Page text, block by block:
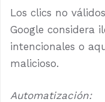
Los clics no
Google considera
intencionales o
malicioso.
Automatización: